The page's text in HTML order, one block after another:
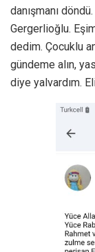
danışmanı
Gergerlioğlu.
dedim. Çocuklu
gündeme alın,
diye yalvardım.